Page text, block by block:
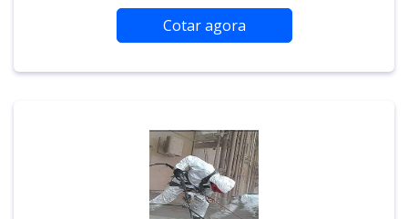
Cotar agora